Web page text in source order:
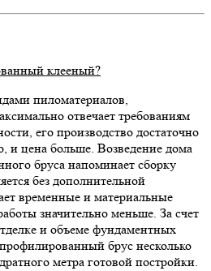
клееный?
пиломатериалов,
отвечает требованиям
его производство достаточно
и цена больше. Возведение дома
бруса напоминает сборку
без дополнительной
временные и материальные
значительно меньше. За счет
и объеме фундаментных
брус несколько
метра готовой постройки.